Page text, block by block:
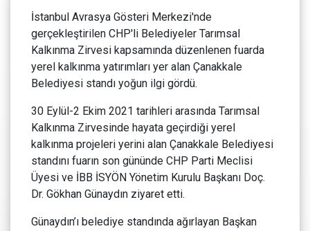
İstanbul Avrasya Gösteri Merkezi'nde
gerçekleştirilen CHP'li Belediyeler Tarımsal
Kalkınma Zirvesi kapsamında düzenlenen fuarda
yerel kalkınma yatırımları yer alan Çanakkale
Belediyesi standı yoğun ilgi gördü.
30 Eylül-2 Ekim 2021 tarihleri arasında Tarımsal
Kalkınma Zirvesinde hayata geçirdiği yerel
kalkınma projeleri yerini alan Çanakkale Belediyesi
standını fuarın son gününde CHP Parti Meclisi
Üyesi ve İBB İSYÖN Yönetim Kurulu Başkanı Doç.
Dr. Gökhan Günaydın ziyaret etti.
Günaydın’ı belediye standında ağırlayan Başkan